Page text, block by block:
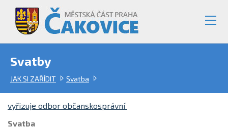
Svatby
JAK SI ZAŘÍDIT Svatba
vyřizuje odbor občanskosprávní
Svatba